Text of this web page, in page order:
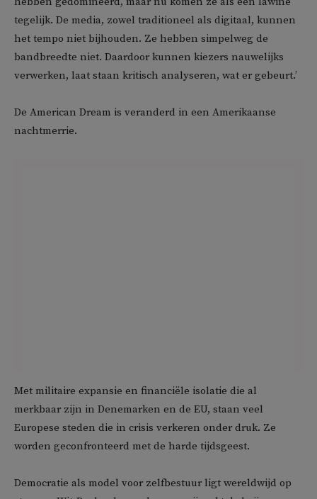
tegelijk. De media, zowel traditioneel als digitaal, kunnen
het tempo niet bijhouden. Ze hebben simpelweg de
bandbreedte niet. Daardoor kunnen kiezers nauwelijks
verwerken, laat staan kritisch analyseren, wat er gebeurt.’
De American Dream is veranderd in een Amerikaanse
nachtmerrie.
Met militaire expansie en financiële isolatie die al
merkbaar zijn in Denemarken en de EU, staan veel
Europese steden die in crisis verkeren onder druk. Ze
worden geconfronteerd met de harde tijdsgeest.
Democratie als model voor zelfbestuur ligt wereldwijd op